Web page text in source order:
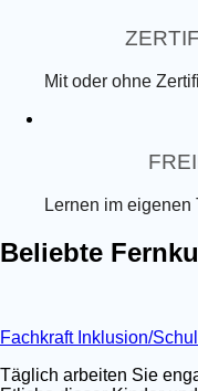
Mit oder ohne
Lernen im eigenen
Beliebte
Fachkraft Inklusion/
Täglich arbeiten Sie